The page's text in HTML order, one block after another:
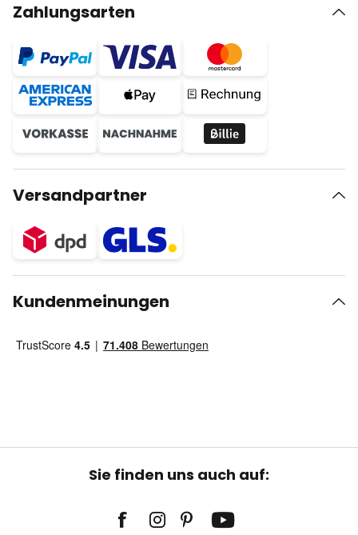
Zahlungsarten
Versandpartner
Kundenmeinungen
Sie finden uns auch auf: